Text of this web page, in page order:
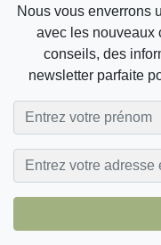
Nous vous enverrons
avec les nouveaux
conseils, des
newsletter parfaite